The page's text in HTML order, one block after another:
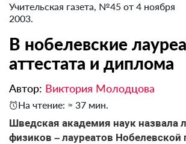
Учительская газета, №45 от 4 ноября
2003.
В нобелевские
аттестата и диплома
Автор: Виктория Молодцова
На чтение: ≈ 37 мин.
Шведская академия наук назвала
физиков – лауреатов Нобелевской